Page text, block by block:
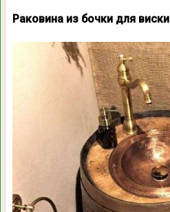
Раковина из бочки для виски